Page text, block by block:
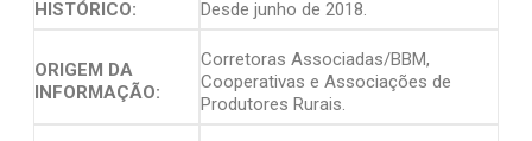
HISTÓRICO: Desde junho de 2018.
ORIGEM DA
INFORMAÇÃO:
Corretoras Associadas/BBM,
Cooperativas e Associações de
Produtores Rurais.